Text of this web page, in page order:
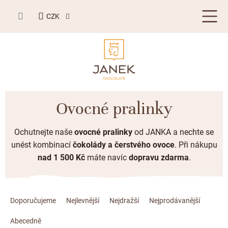
CZK
NÁKUPNÍ
KOŠÍK
BESTSELLERY
TABULKOVÁ ČOKOLÁDA
Plněné čokolády
Mléčná čokoláda
Hořká čokoláda
Bílá čokoláda
BONBONIERY, PRALINKY A LANÝŽE
Nugát
Kusové pralinky a lanýže
Letní dárky ☀️
Svatební čokolády
ZAKÁZKOVÁ VÝROBA
Ovocné pralinky
Ochutnejte naše ovocné pralinky od JANKA a nechte se
unést kombinací čokolády a čerstvého ovoce. Při nákupu
nad 1 500 Kčmáte navíc dopravu zdarma.
Doporučujeme Nejlevnější Nejdražší Nejprodávanější
Abecedně